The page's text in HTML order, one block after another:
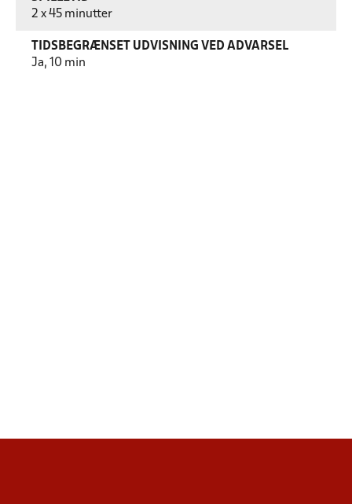
2 x 45 minutter
TIDSBEGRÆNSET UDVISNING VED ADVARSEL
Ja, 10 min